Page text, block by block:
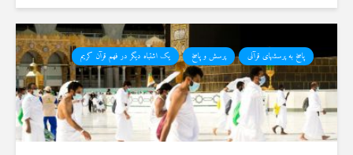
پاسخ به پرسشهای قرآنی پرسش و پاسخ یک اشتباه دیگر در فهم قرآن کریم